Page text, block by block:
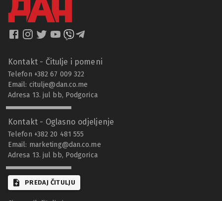
Kontakt - Čitulje i pomeni
Telefon +382 67 009 322
Email: citulje@dan.co.me
Adresa 13. jul bb, Podgorica
Kontakt - Oglasno odjeljenje
Telefon +382 20 481 555
Email: marketing@dan.co.me
Adresa 13. jul bb, Podgorica
PREDAJ ČITULJU